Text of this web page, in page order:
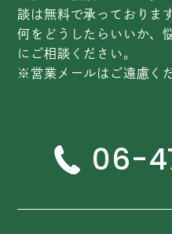
談は無料で承っておりま
何をどうしたらいいか、
にご相談ください。
※営業メールはご遠慮く
06-